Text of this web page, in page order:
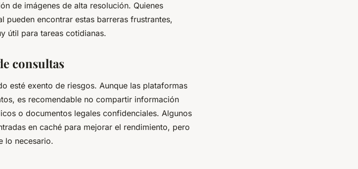
de imágenes de alta resolución. Quienes
pueden encontrar estas barreras frustrantes,
útil para tareas cotidianas.
consultas
esté exento de riesgos. Aunque las plataformas
es recomendable no compartir información
o documentos legales confidenciales. Algunos
en caché para mejorar el rendimiento, pero
lo necesario.